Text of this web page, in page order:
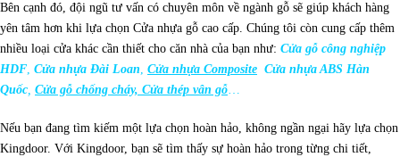
Bên cạnh đó, đội ngũ tư vấn có chuyên môn về ngành gỗ sẽ giúp khách hàng
yên tâm hơn khi lựa chọn Cửa nhựa gỗ cao cấp. Chúng tôi còn cung cấp thêm
nhiều loại cửa khác cần thiết cho căn nhà của bạn như: Cửa gỗ công nghiệp
HDF, Cửa nhựa Đài Loan, Cửa nhựa Composite Cửa nhựa ABS Hàn
Quốc, Cửa gỗ chống cháy, Cửa thép vân gỗ…
Nếu bạn đang tìm kiếm một lựa chọn hoàn hảo, không ngần ngại hãy lựa chọn
Kingdoor. Với Kingdoor, bạn sẽ tìm thấy sự hoàn hảo trong từng chi tiết,